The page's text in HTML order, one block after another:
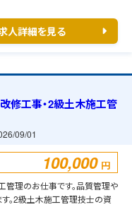
人詳細を見る
修工事・2級土木施工管
09/01
100,000 円
理のお仕事です。品質管理や
。2級土木施工管理技士の資